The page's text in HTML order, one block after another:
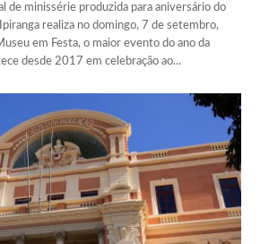
de minissérie produzida para aniversário do
realiza no domingo, 7 de setembro,
em Festa, o maior evento do ano da
desde 2017 em celebração ao...